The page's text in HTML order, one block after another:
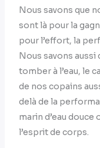
Nous savons que
sont là pour la
pour l’effort, la
Nous savons aussi
tomber à l’eau, le
de nos copains
delà de la
marin d’eau douce
l’esprit de corps.